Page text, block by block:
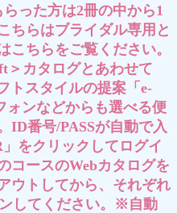
った方は2冊の中から1
ちらはブライダル専用と
こちらをご覧ください。
＞カタログとあわせて
トスタイルの提案「e-
ォンなどからも選べる便
ID番号/PASSが自動で入
をクリックしてログイ
コースのWebカタログを
ウトしてから、それぞれ
してください。※自動